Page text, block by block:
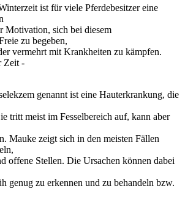
ist für viele Pferdebesitzer eine
Motivation, sich bei diesem
zu begeben,
vermehrt mit Krankheiten zu kämpfen.
Zeit -
genannt ist eine Hauterkrankung, die
tritt meist im Fesselbereich auf, kann aber
Mauke zeigt sich in den meisten Fällen
offene Stellen. Die Ursachen können dabei
genug zu erkennen und zu behandeln bzw.